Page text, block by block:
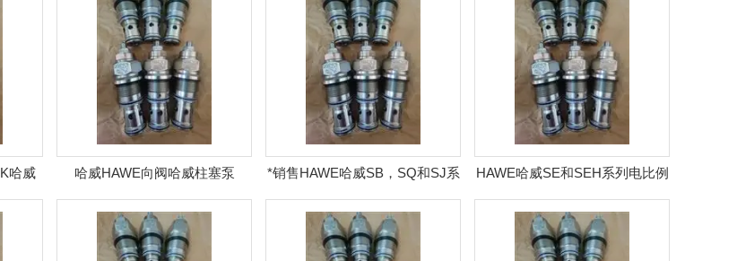
哈威
哈威HAWE向阀哈威柱塞泵
*销售HAWE哈威SB，SQ和SJ系
列二通限速阀
HAWE哈威SE和SEH系列电比例
调速阀